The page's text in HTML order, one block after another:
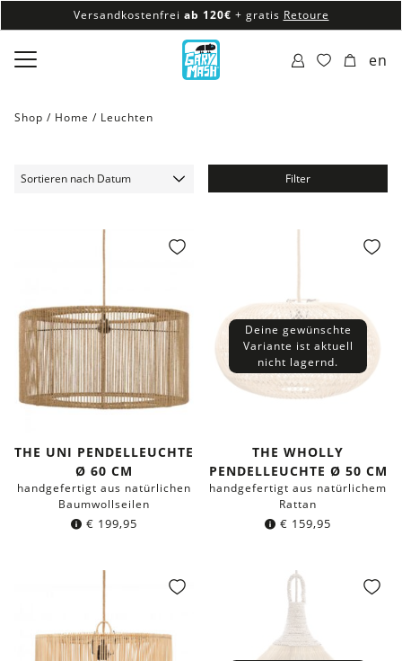
Versandkostenfrei ab 120€ + gratis Retoure
100% veganes & fair produziertes Sortiment
Versandkostenfrei ab 120€
en
Shop / Home / Leuchten
Filter
THE UNI PENDELLEUCHTE
Ø 60 CM
handgefertigt aus natürlichen
Baumwollseilen
€ 199,95
Deine gewünschte
Variante ist aktuell
nicht lagernd.
THE WHOLLY
PENDELLEUCHTE Ø 50 CM
handgefertigt aus natürlichem
Rattan
€ 159,95